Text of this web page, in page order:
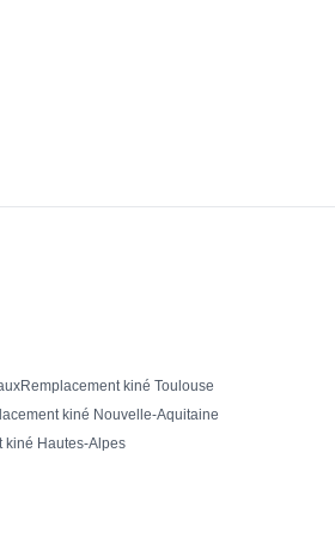
Remplacement kiné Toulouse
kiné Nouvelle-Aquitaine
kiné Hautes-Alpes